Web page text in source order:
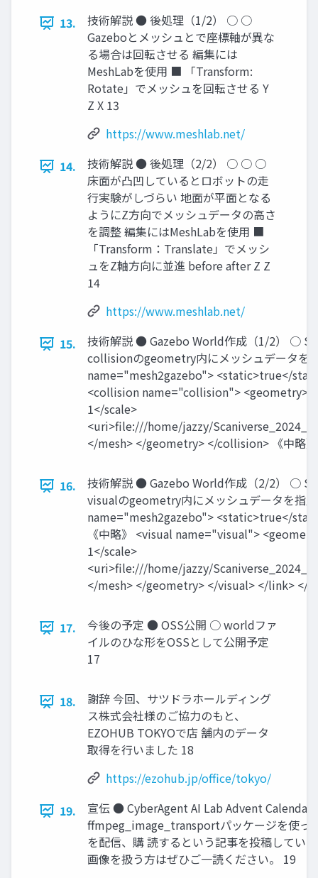
13.
技術解説 ● 後処理（1/2） ○ ○
Gazeboとメッシュとで座標軸が異な
る場合は回転させる 編集には
MeshLabを使用 ■ 「Transform:
Rotate」でメッシュを回転させる Y
Z X 13
https://www.meshlab.net/
14.
技術解説 ● 後処理（2/2） ○ ○ ○
床面が凸凹しているとロボットの走
行実験がしづらい 地面が平面となる
ようにZ方向でメッシュデータの高さ
を調整 編集にはMeshLabを使用 ■
「Transform：Translate」でメッシ
ュをZ軸方向に並進 before after Z Z
14
https://www.meshlab.net/
15.
技術解説 ● Gazebo World作成（1/2） ○
collisionのgeometry内にメッシュデータを
name="mesh2gazebo"> <static>true</
<collision name="collision"> <geometry>
1</scale>
<uri>file:///home/jazzy/
</mesh> </geometry> </collision> 《中略
16.
技術解説 ● Gazebo World作成（2/2） ○
visualのgeometry内にメッシュデータを指
name="mesh2gazebo"> <static>true</
《中略》 <visual name="visual">
1</scale>
<uri>file:///home/jazzy/
</mesh> </geometry> </visual> </link> </
17.
今後の予定 ● OSS公開 ○ worldファ
イルのひな形をOSSとして公開予定
17
18.
謝辞 今回、サツドラホールディング
ス株式会社様のご協力のもと、
EZOHUB TOKYOで店 舗内のデータ
取得を行いました 18
https://ezohub.jp/office/tokyo/
19.
宣伝 ● CyberAgent AI Lab Advent Calendar
ffmpeg_image_transportパッケージを使っ
を配信、購 読するという記事を投稿してい
画像を扱う方はぜひご一読ください。 19